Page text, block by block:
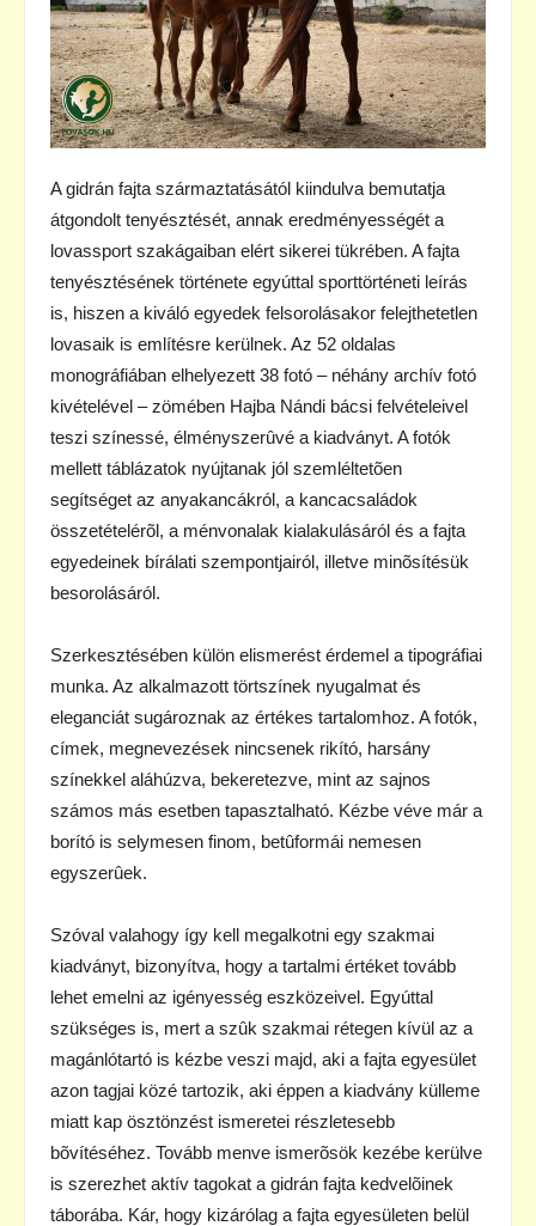
A gidrán fajta származtatásától kiindulva bemutatja
átgondolt tenyésztését, annak eredményességét a
lovassport szakágaiban elért sikerei tükrében. A fajta
tenyésztésének története egyúttal sporttörténeti leírás
is, hiszen a kiváló egyedek felsorolásakor felejthetetlen
lovasaik is említésre kerülnek. Az 52 oldalas
monográfiában elhelyezett 38 fotó – néhány archív fotó
kivételével – zömében Hajba Nándi bácsi felvételeivel
teszi színessé, élményszerûvé a kiadványt. A fotók
mellett táblázatok nyújtanak jól szemléltetõen
segítséget az anyakancákról, a kancacsaládok
összetételérõl, a ménvonalak kialakulásáról és a fajta
egyedeinek bírálati szempontjairól, illetve minõsítésük
besorolásáról.
Szerkesztésében külön elismerést érdemel a tipográfiai
munka. Az alkalmazott törtszínek nyugalmat és
eleganciát sugároznak az értékes tartalomhoz. A fotók,
címek, megnevezések nincsenek rikító, harsány
színekkel aláhúzva, bekeretezve, mint az sajnos
számos más esetben tapasztalható. Kézbe véve már a
borító is selymesen finom, betûformái nemesen
egyszerûek.
Szóval valahogy így kell megalkotni egy szakmai
kiadványt, bizonyítva, hogy a tartalmi értéket tovább
lehet emelni az igényesség eszközeivel. Egyúttal
szükséges is, mert a szûk szakmai rétegen kívül az a
magánlótartó is kézbe veszi majd, aki a fajta egyesület
azon tagjai közé tartozik, aki éppen a kiadvány külleme
miatt kap ösztönzést ismeretei részletesebb
bõvítéséhez. Tovább menve ismerõsök kezébe kerülve
is szerezhet aktív tagokat a gidrán fajta kedvelõinek
táborába. Kár, hogy kizárólag a fajta egyesületen belül